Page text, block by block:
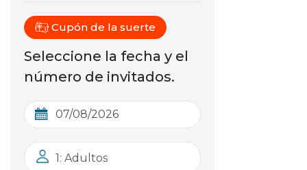
Cupón de la suerte
Seleccione la fecha y el
número de invitados.
1: Adultos